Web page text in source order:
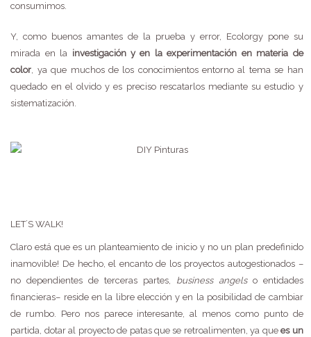
consumimos.
Y, como buenos amantes de la prueba y error, Ecolorgy pone su
mirada en la investigación y en la experimentación en materia de
color , ya que muchos de los conocimientos entorno al tema se han
quedado en el olvido y es preciso rescatarlos mediante su estudio y
sistematización.
LET´S WALK!
Claro está que es un planteamiento de inicio y no un plan predefinido
inamovible! De hecho, el encanto de los proyectos autogestionados –
no dependientes de terceras partes, business angelso entidades
financieras– reside en la libre elección y en la posibilidad de cambiar
de rumbo. Pero nos parece interesante, al menos como punto de
partida, dotar al proyecto de patas que se retroalimenten, ya quees un